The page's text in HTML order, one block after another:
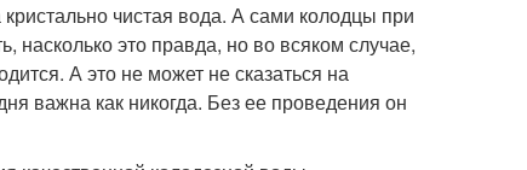
чистая вода. А сами колодцы при
это правда, но во всяком случае,
А это не может не сказаться на
важна как никогда. Без ее проведения он